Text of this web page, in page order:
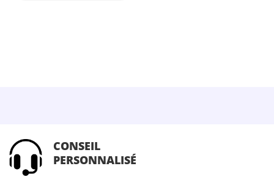
page
CONSEIL
PERSONNALISÉ